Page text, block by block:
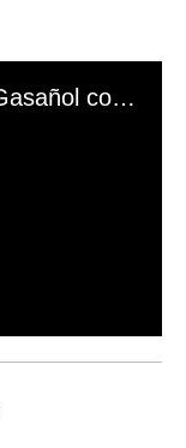
El mal momento de Yanina Gasañol con un hincha argentino en "Subrayado"